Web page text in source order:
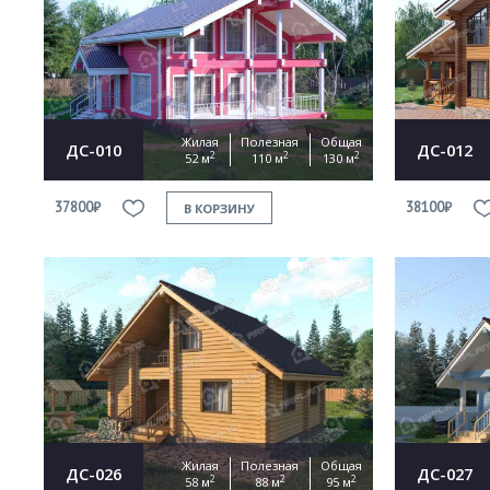
ДС-010
Жилая
52 м2
Полезная
110 м2
Общая
130 м2
37800₽ В КОРЗИНУ
ДС-012
38100₽
ДС-026
Жилая
58 м2
Полезная
88 м2
Общая
95 м2 ДС-027